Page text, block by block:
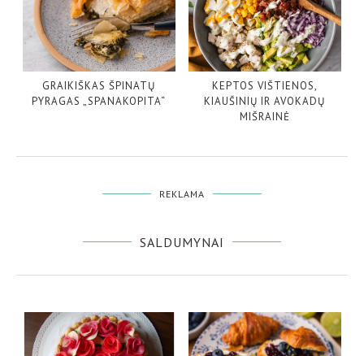
GRAIKIŠKAS ŠPINATŲ
PYRAGAS „SPANAKOPITA“
KEPTOS VIŠTIENOS,
KIAUŠINIŲ IR AVOKADŲ
MIŠRAINĖ
REKLAMA
SALDUMYNAI